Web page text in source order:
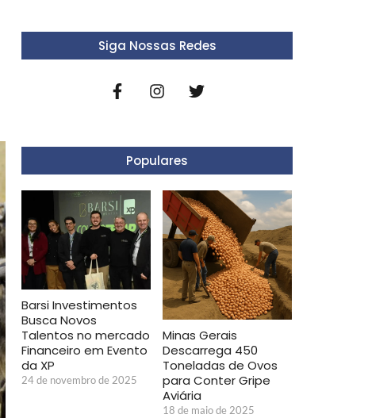
Siga Nossas Redes
Populares
Barsi Investimentos
Busca Novos
Talentos no mercado
Financeiro em Evento
da XP
24 de novembro de 2025
Minas Gerais
Descarrega 450
Toneladas de Ovos
para Conter Gripe
Aviária
18 de maio de 2025